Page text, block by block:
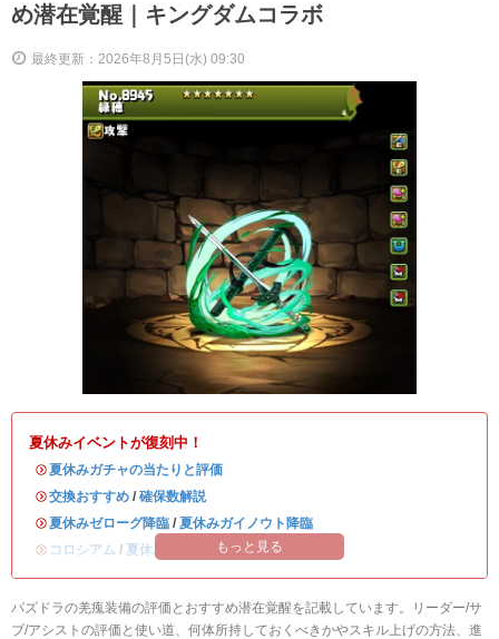
め潜在覚醒｜キングダムコラボ
最終更新：2026年8月5日(水) 09:30
夏休みイベントが復刻中！
・夏休みガチャの当たりと評価
・交換おすすめ / 確保数解説
・夏休みゼローグ降臨 / 夏休みガイノウト降臨
・ コロシアム / 夏休みワンタッチもっと見る
パズドラの羌瘣装備の評価とおすすめ潜在覚醒を記載しています。リーダー/サ
ブ/アシストの評価と使い道、何体所持しておくべきかやスキル上げの方法、進